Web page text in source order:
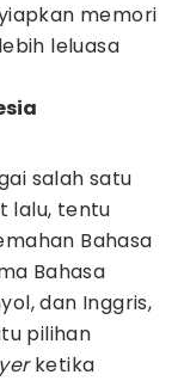
memori
leluasa
salah satu
lalu, tentu
Bahasa
Bahasa
dan Inggris,
pilihan
ketika